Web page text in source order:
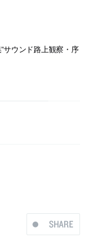
サウンド路上観察・序
SHARE